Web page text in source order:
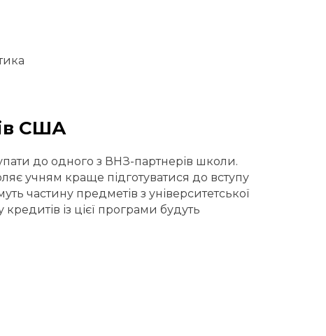
США
до одного з ВНЗ-партнерів школи.
учням краще підготуватися до вступу
частину предметів з університетської
із цієї програми будуть